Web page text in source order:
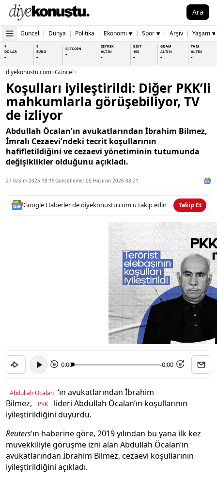
Ara
Güncel | Dünya | Politika | Ekonomi ▼ | Spor ▼ | Arşiv | Yaşam ▼
$
DOLAR
-
-
€
EURO
-
-
BİTCOİN
-
-
ÇEYREK
ALTIN
-
-
BİST
100
-
-
GRAM
ALTIN
-
-
TAM
ALTIN
-
-
diyekonustu.com>Güncel>
Koşulları iyileştirildi: Diğer PKK’li
mahkumlarla görüşebiliyor, TV
de izliyor
Abdullah Öcalan'ın avukatlarından İbrahim Bilmez,
İmralı Cezaevi'ndeki tecrit koşullarının
hafifletildiğini ve cezaevi yönetiminin tutumunda
değişiklikler olduğunu açıkladı.
27 Kasım 2025 19:15Güncelleme: 05 Haziran 2026 08:21
Google Haberler'de diyekonustu.com'u takip edin Takip Et
15 0:00 -0:00 15
Abdullah Öcalan ‘ın avukatlarından İbrahim
Bilmez,
PKK
lideri Abdullah Öcalan’ın koşullarının
iyileştirildiğini duyurdu.
Reuters‘ın haberine göre, 2019 yılından bu yana ilk kez
müvekkiliyle görüşme izni alan Abdullah Öcalan’ın
avukatlarından İbrahim Bilmez, cezaevi koşullarının
iyileştirildiğini açıkladı.